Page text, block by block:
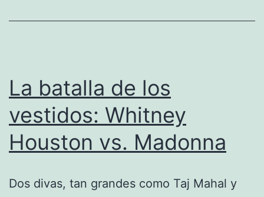
La batalla de los
vestidos: Whitney
Houston vs. Madonna
Dos divas, tan grandes como Taj Mahal y